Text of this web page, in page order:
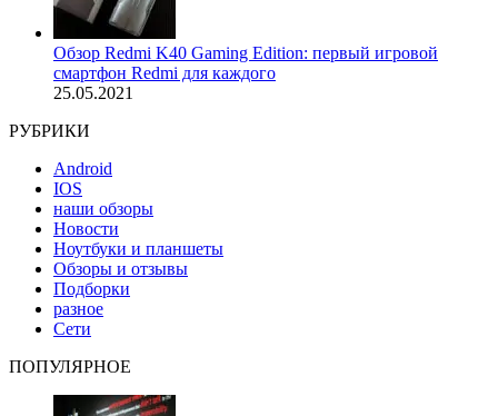
Обзор Redmi K40 Gaming Edition: первый игровой
смартфон Redmi для каждого
25.05.2021
РУБРИКИ
Android
IOS
наши обзоры
Новости
Ноутбуки и планшеты
Обзоры и отзывы
Подборки
разное
Сети
ПОПУЛЯРНОЕ